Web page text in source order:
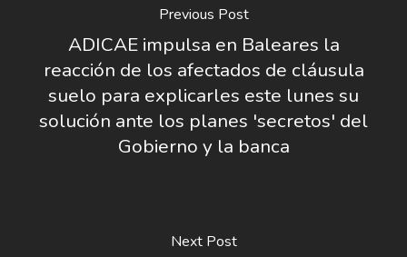
Previous Post
ADICAE impulsa en Baleares la
reacción de los afectados de cláusula
suelo para explicarles este lunes su
solución ante los planes 'secretos' del
Gobierno y la banca
Next Post